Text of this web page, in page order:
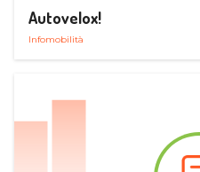
Autovelox!
Infomobilità